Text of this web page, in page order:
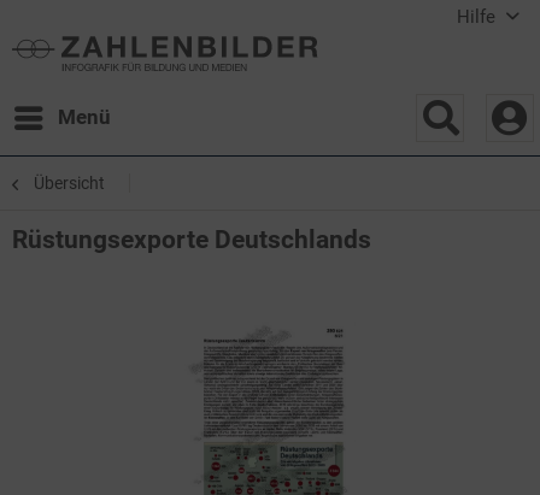
Hilfe
Menü
Übersicht
Rüstungsexporte Deutschlands